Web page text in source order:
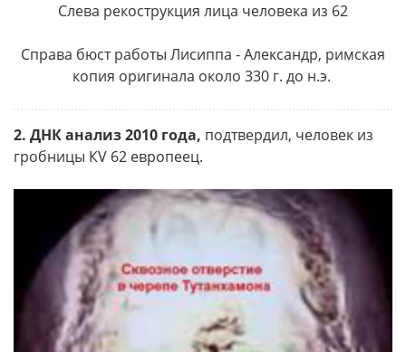
Слева рекострукция лица человека из 62
Справа бюст работы Лисиппа - Александр, римская
копия оригинала около 330 г. до н.э.
2. ДНК анализ 2010 года, подтвердил, человек из
гробницы КV 62 европеец.